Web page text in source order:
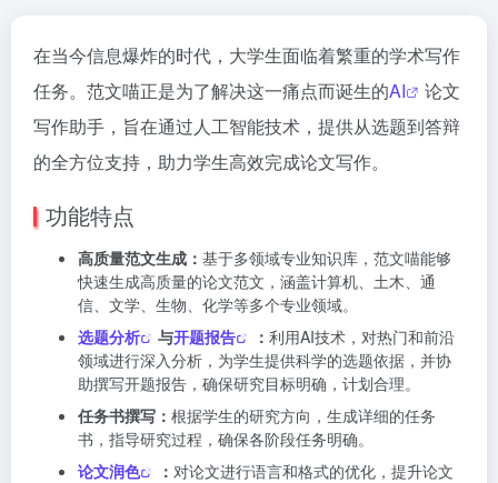
在当今信息爆炸的时代，大学生面临着繁重的学术写作
任务。范文喵正是为了解决这一痛点而诞生的AI
论文
写作助手，旨在通过人工智能技术，提供从选题到答辩
的全方位支持，助力学生高效完成论文写作。
功能特点
高质量范文生成： 基于多领域专业知识库，范文喵能够
快速生成高质量的论文范文，涵盖计算机、土木、通
信、文学、生物、化学等多个专业领域。
选题分析
与开题报告 ： 利用AI技术，对热门和前沿
领域进行深入分析，为学生提供科学的选题依据，并协
助撰写开题报告，确保研究目标明确，计划合理。
任务书撰写： 根据学生的研究方向，生成详细的任务
书，指导研究过程，确保各阶段任务明确。
论文润色
： 对论文进行语言和格式的优化，提升论文